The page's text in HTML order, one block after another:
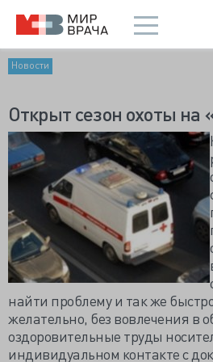
Новости
Открыт сезон охоты на
найти проблему и так же
желательно, без вовлечения в
оздоровительные труды
индивидуальном контакте с